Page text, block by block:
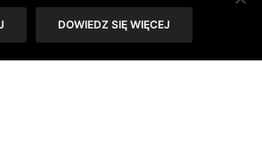
dietą i aktywnością
wskazówki
sprawią, że skóra
DOWIEDZ SIĘ WIĘCEJ